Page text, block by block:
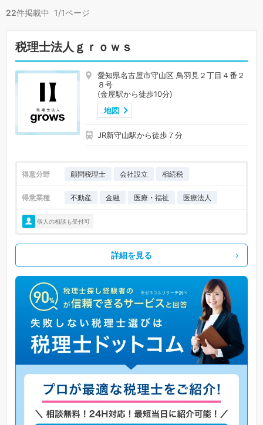
22件掲載中 1/1ページ
税理士法人ｇｒｏｗｓ
愛知県名古屋市守山区 鳥羽見２丁目４番２
８号
(金屋駅から徒歩10分)
地図
JR新守山駅から徒歩７分
得意分野 顧問税理士 会社設立 相続税
得意業種 不動産 金融 医療・福祉 医療法人
個人の相談も受付可
詳細を見る